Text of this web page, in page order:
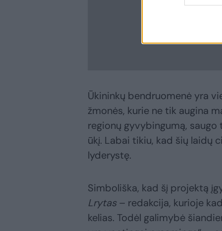
Ūkininkų bendruomenė yra
žmonės, kurie ne tik augina
regionų gyvybingumą,
ūkį. Labai tikiu, kad šių laidų
lyderystę.
Simboliška, kad šį projektą
Lrytas– redakcija, kurioje
kelias. Todėl galimybė